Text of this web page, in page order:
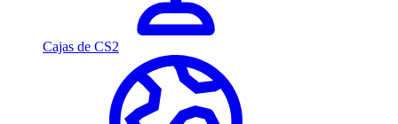
Cajas de CS2